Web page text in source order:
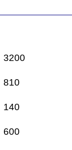
3200
810
140
600